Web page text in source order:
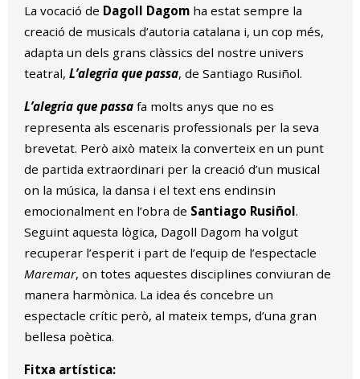
La vocació de Dagoll Dagom ha estat sempre la
creació de musicals d’autoria catalana i, un cop més,
adapta un dels grans clàssics del nostre univers
teatral, L’alegria que passa, de Santiago Rusiñol.
L’alegria que passafa molts anys que no es
representa als escenaris professionals per la seva
brevetat. Però això mateix la converteix en un punt
de partida extraordinari per la creació d’un musical
on la música, la dansa i el text ens endinsin
emocionalment en l’obra de Santiago Rusiñol.
Seguint aquesta lògica, Dagoll Dagom ha volgut
recuperar l’esperit i part de l’equip de l’espectacle
Maremar, on totes aquestes disciplines conviuran de
manera harmònica. La idea és concebre un
espectacle crític però, al mateix temps, d’una gran
bellesa poètica.
Fitxa artística: